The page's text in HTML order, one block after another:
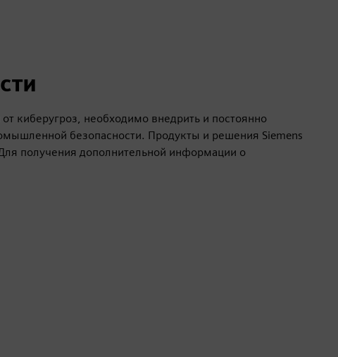
киберугроз, необходимо внедрить и постоянно
безопасности. Продукты и решения Siemens
получения дополнительной информации о